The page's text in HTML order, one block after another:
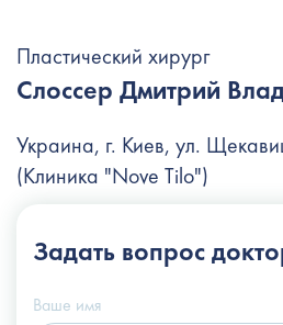
Пластический хирург
Слоссер Дмитрий
Украина, г. Киев, ул.
(Клиника "Nove Tilo")
+38 (066) 122-6-111
info@slosser.com.ua
Задать вопрос
Ваше имя